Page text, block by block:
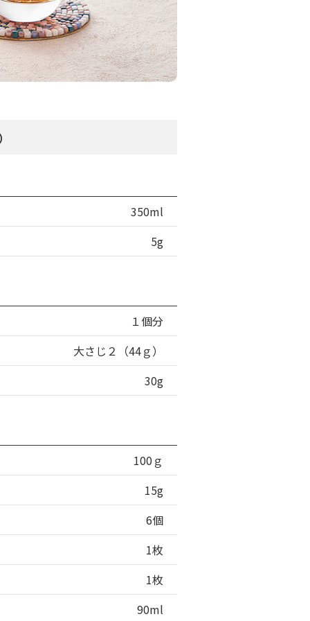
350ml
5g
１個分
大さじ２（44ｇ）
30g
100ｇ
15g
6個
1枚
1枚
90ml